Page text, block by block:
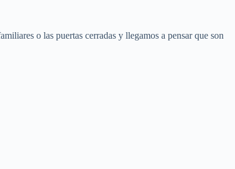
o las puertas cerradas y llegamos a pensar que son